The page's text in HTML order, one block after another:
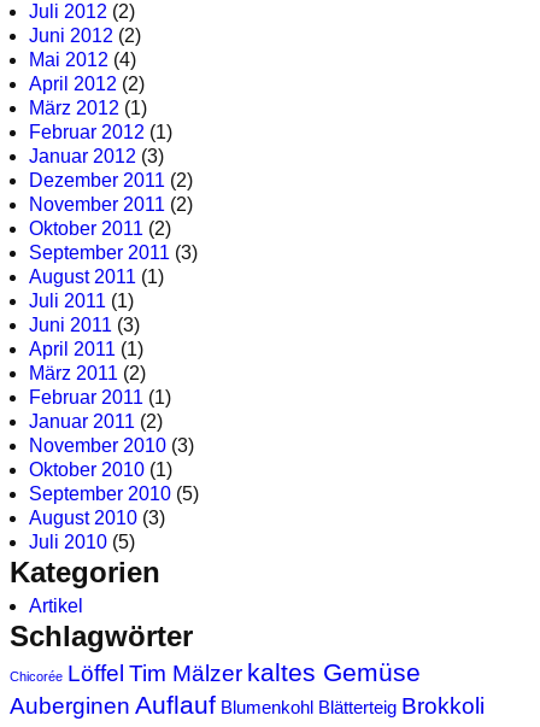
Juli 2012 (2)
Juni 2012 (2)
Mai 2012 (4)
April 2012 (2)
März 2012 (1)
Februar 2012 (1)
Januar 2012 (3)
Dezember 2011 (2)
November 2011 (2)
Oktober 2011 (2)
September 2011 (3)
August 2011 (1)
Juli 2011 (1)
Juni 2011 (3)
April 2011 (1)
März 2011 (2)
Februar 2011 (1)
Januar 2011 (2)
November 2010 (3)
Oktober 2010 (1)
September 2010 (5)
August 2010 (3)
Juli 2010 (5)
Kategorien
Artikel
Schlagwörter
Chicorée Löffel Tim Mälzer kaltes Gemüse
Auberginen Auflauf Blumenkohl Blätterteig Brokkoli